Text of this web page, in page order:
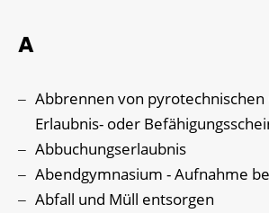
A
Abbrennen von pyrotechnischen
Erlaubnis- oder
Abbuchungserlaubnis
Abendgymnasium - Aufnahme
Abfall und Müll entsorgen